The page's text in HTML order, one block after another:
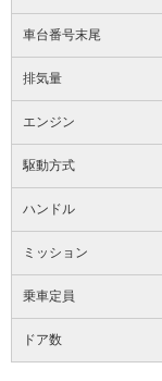
車台番号末尾
排気量
エンジン
駆動方式
ハンドル
ミッション
乗車定員
ドア数